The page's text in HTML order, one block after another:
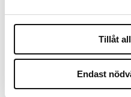
Tillåt
Endast
8 juli 2026
Det är inte
bakbinder polisen